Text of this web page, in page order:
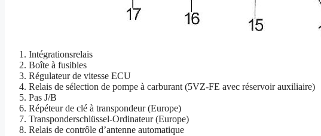
Intégrationsrelais
Boîte à fusibles
Régulateur de vitesse ECU
Relais de sélection de pompe à carburant (5VZ-FE avec réservoir auxiliaire)
Pas J/B
Répéteur de clé à transpondeur (Europe)
Transponderschlüssel-Ordinateur (Europe)
Relais de contrôle d’antenne automatique